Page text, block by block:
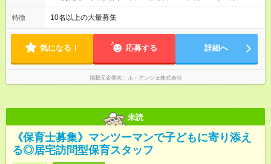
00分 ・9時00分～18時00分 想定労働時間160時間/月
特徴 10名以上の大量募集
気になる！ 応募する 詳細へ
掲載元企業名 ル・アンジェ株式会社
未読
《保育士募集》マンツーマンで子どもに寄り添え
る◎居宅訪問型保育スタッフ